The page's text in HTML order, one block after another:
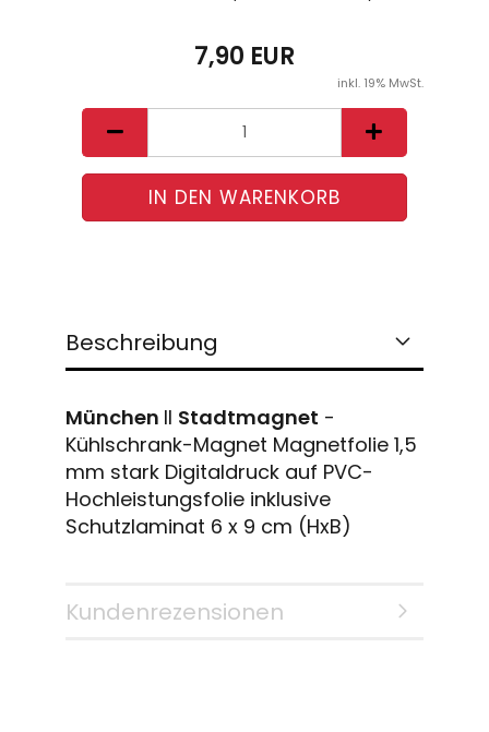
7,90 EUR
inkl. 19% MwSt.
Beschreibung
München II Stadtmagnet -
Kühlschrank-Magnet Magnetfolie 1,5
mm stark Digitaldruck auf PVC-
Hochleistungsfolie inklusive
Schutzlaminat 6 x 9 cm (HxB)
Kundenrezensionen